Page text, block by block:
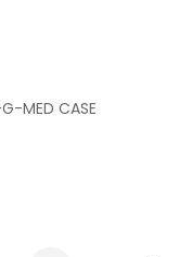
MED CASE